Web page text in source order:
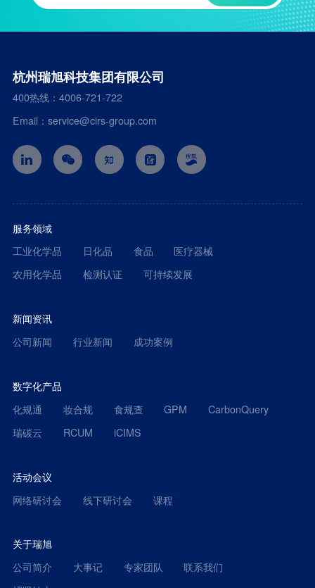
杭州瑞旭科技集团有限公司
400热线：4006-721-722
Email：service@cirs-group.com
服务领域
工业化学品
日化品 食品
医疗器械
农用化学品
检测认证 可持续发展
新闻资讯
公司新闻
行业新闻 成功案例
数字化产品
化规通
妆合规 食规查 GPM
CarbonQuery
瑞碳云
RCUM iCIMS
活动会议
网络研讨会
线下研讨会 课程
关于瑞旭
公司简介
大事记 专家团队
联系我们